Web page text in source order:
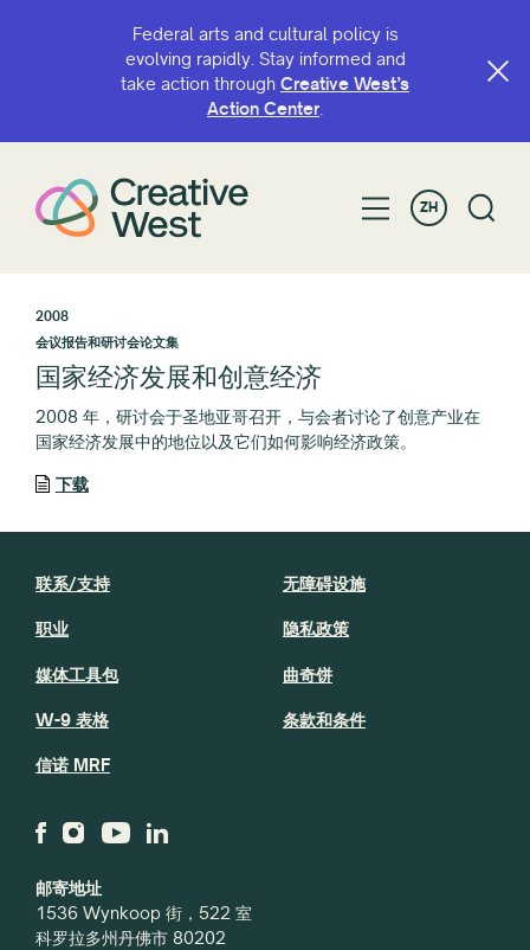
Federal arts and cultural policy is
evolving rapidly. Stay informed and
take action through Creative West’s
Action Center.
ZH
2008
会议报告和研讨会论文集
国家经济发展和创意经济
2008 年，研讨会于圣地亚哥召开，与会者讨论了创意产业在
国家经济发展中的地位以及它们如何影响经济政策。
下载
邮寄地址
1536 Wynkoop 街，522 室
科罗拉多州丹佛市 80202
联系/支持
职业
媒体工具包
W-9 表格
信诺 MRF
无障碍设施
隐私政策
曲奇饼
条款和条件